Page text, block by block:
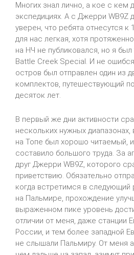
Многих знал лично, а кое с кем
экспедициях. А с Джерри WB9Z
уверен, что ребята отнесутся к
для нас легкая, хотя
на НЧ не публиковался, но я был
Battle Creek Special. И не
остров был отправлен один из
комплектов, путешествующий
десяток лет.
В первый же дни активности
нескольких нужных диапазонах,
на Топе был хорошо читаемый,
составило большого труда. За
друг Джерри WB9Z, которого
приветствию. Обязательно
когда встретимся в следующий
на Пальмире, прохождение
выраженном пике уровень
отличии от меня, даже станции
России, и тем более западной
не слышали Пальмиру. От меня